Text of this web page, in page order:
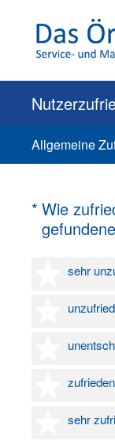
Allgemeine
* Wie
sehr
1
2
3
zufrieden
4
sehr
5